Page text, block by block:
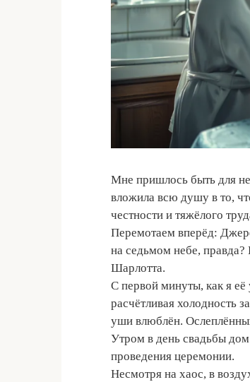
Мне пришлось быть для
вложила всю душу в то,
честности и тяжёлого
Перемотаем вперёд:
на седьмом небе,
Шарлотта.
С первой минуты, как я её
расчётливая холодность
уши влюблён.
Утром в день свадьбы дом
проведения церемонии.
Несмотря на хаос, в